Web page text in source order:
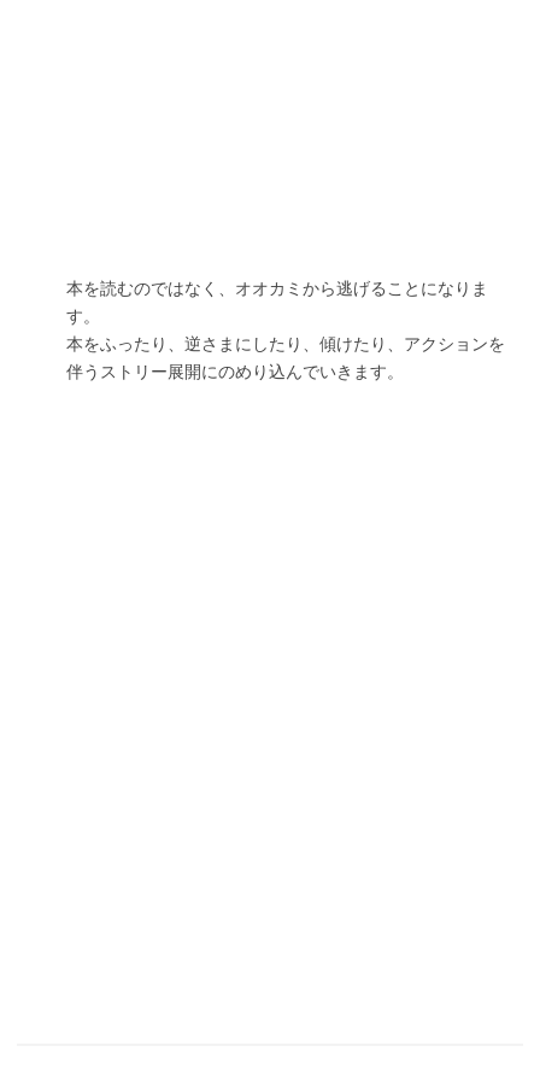
本を読むのではなく、オオカミから逃げることになりま
す。
本をふったり、逆さまにしたり、傾けたり、アクションを
伴うストリー展開にのめり込んでいきます。